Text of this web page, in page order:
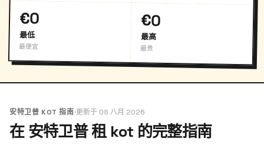
€0
最低
最便宜
€0
最高
最贵
安特卫普 KOT 指南·更新于 08 八月 2026
在 安特卫普 租 kot 的完整指南